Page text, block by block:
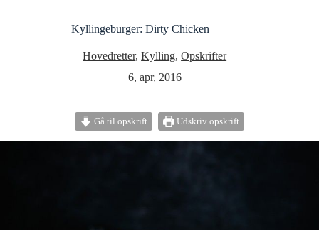
Kyllingeburger: Dirty Chicken
Hovedretter,Kylling,Opskrifter
6, apr, 2016
Gå til opskrift Udskriv opskrift